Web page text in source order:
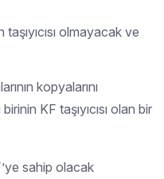
olmayacak ve
kopyalarını
KF taşıyıcısı olan bir
sahip olacak